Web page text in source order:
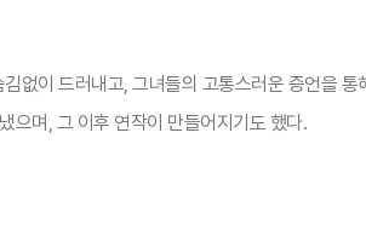
없이 드러내고, 그녀들의 고통스러운 증언을
으며, 그 이후 연작이 만들어지기도 했다.